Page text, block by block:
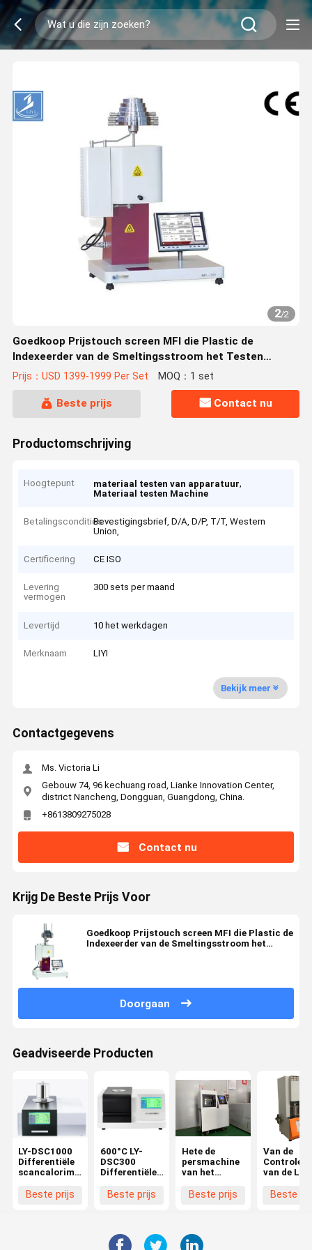
2/2
Goedkoop Prijstouch screen MFI die Plastic de
Indexeerder van de Smeltingsstroom het Testen
Machine verwarmen
Prijs：USD 1399-1999 Per Set MOQ：1 set
Beste prijs Contact nu
Productomschrijving
Hoogtepunt materiaal testen van apparatuur,
Materiaal testen Machine
BetalingsconditiesBevestigingsbrief, D/A, D/P, T/T, Western
Union,
Certificering CE ISO
Levering
vermogen
300 sets per maand
Levertijd 10 het werkdagen
Merknaam LIYI
Bekijk meer
Contactgegevens
Ms. Victoria Li
Gebouw 74, 96 kechuang road, Lianke Innovation Center,
district Nancheng, Dongguan, Guangdong, China.
+8613809275028
Contact nu
Krijg De Beste Prijs Voor
Goedkoop Prijstouch screen MFI die Plastic de
Indexeerder van de Smeltingsstroom het
Doorgaan
Geadviseerde Producten
LY-DSC1000
Differentiële
scancalorimeter
1150°C
Beste prijs
600°C LY-
DSC300
Differentiële
DSC
Beste prijs
Hete de
persmachine
van het
kleine vlakke
Beste prijs
Van de
van de Liyi
Computer
Beste